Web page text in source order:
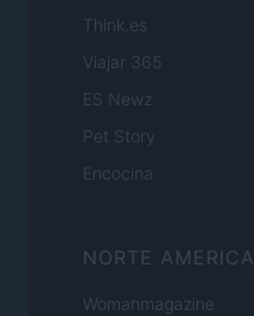
Think.es
Viajar 365
ES Newz
Pet Story
Encocina
NORTE AMERICA
Womanmagazine